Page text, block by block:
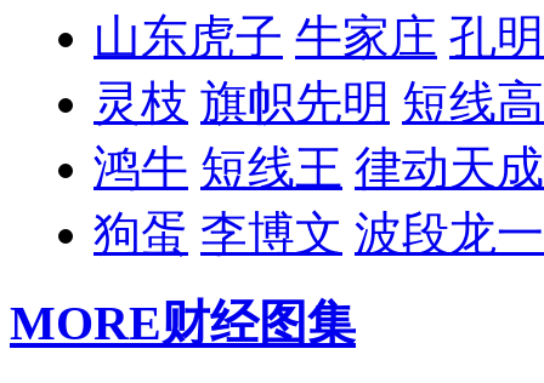
山东虎子 牛家庄 孔
灵枝 旗帜先明 短线
鸿牛 短线王 律动天成
狗蛋 李博文 波段龙一
MORE财经图集